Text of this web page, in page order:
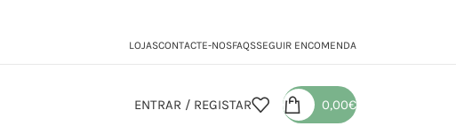
LOJASCONTACTE-NOSFAQSSEGUIR ENCOMENDA
ENTRAR / REGISTAR 0,00€